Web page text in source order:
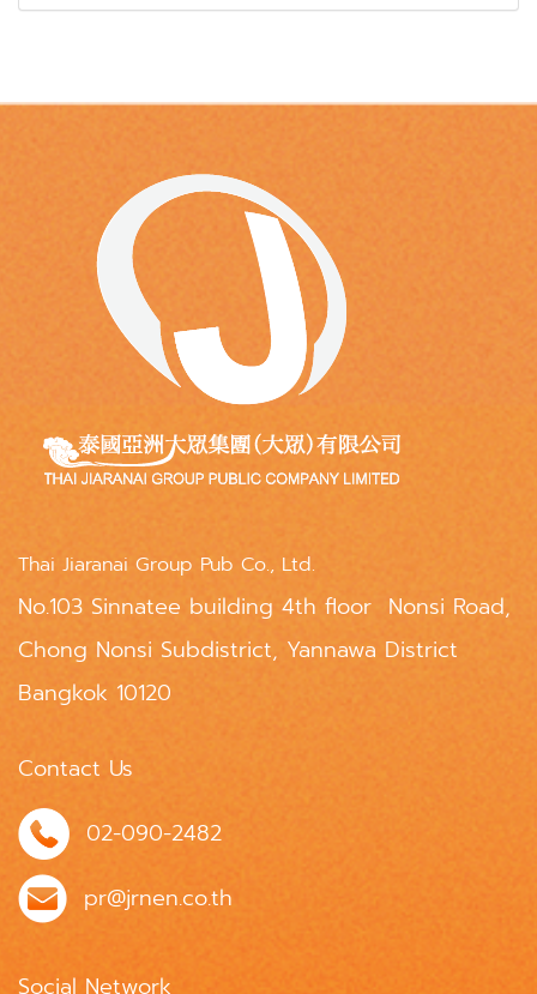
Thai Jiaranai Group Pub Co., Ltd.
No.103 Sinnatee building 4th floor Nonsi Road,
Chong Nonsi Subdistrict, Yannawa District
Bangkok 10120
Contact Us
02-090-2482
pr@jrnen.co.th
Social Network